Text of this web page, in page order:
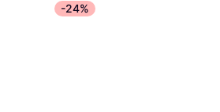
-24%